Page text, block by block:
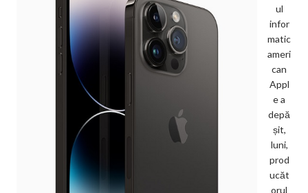
ul
infor
matic
ameri
can
Appl
e a
depă
șit,
luni,
prod
ucăt
orul